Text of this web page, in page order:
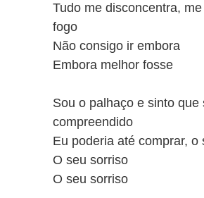
Tudo me disconcentra,
fogo
Não consigo ir embora
Embora melhor fosse
Sou o palhaço e sinto que
compreendido
Eu poderia até comprar, o
O seu sorriso
O seu sorriso